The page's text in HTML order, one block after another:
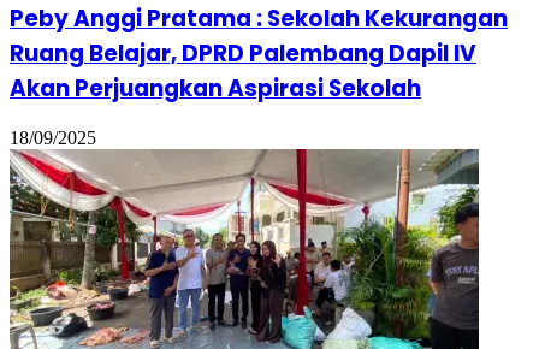
Peby Anggi Pratama : Sekolah Kekurangan
Ruang Belajar, DPRD Palembang Dapil IV
Akan Perjuangkan Aspirasi Sekolah
18/09/2025